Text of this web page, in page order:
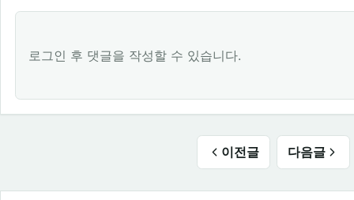
로그인 후 댓글을 작성할 수 있습니다.
이전글 다음글